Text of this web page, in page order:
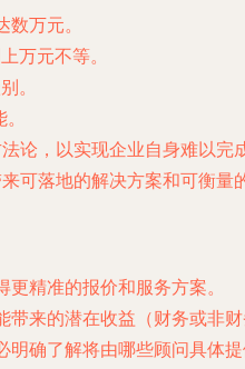
万元。
万元不等。
。
论，以实现企业自身难以完
可落地的解决方案和可衡量
精准的报价和服务方案。
来的潜在收益（财务或非财
确了解将由哪些顾问具体